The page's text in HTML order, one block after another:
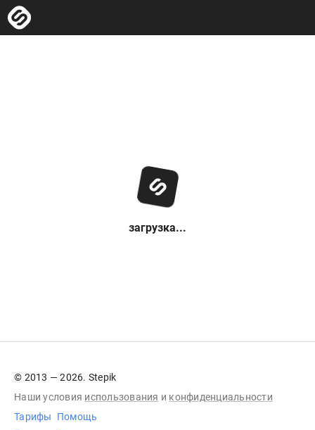
загрузка...
© 2013 — 2026. Stepik
Наши условия использования и конфиденциальности
Тарифы
Помощь